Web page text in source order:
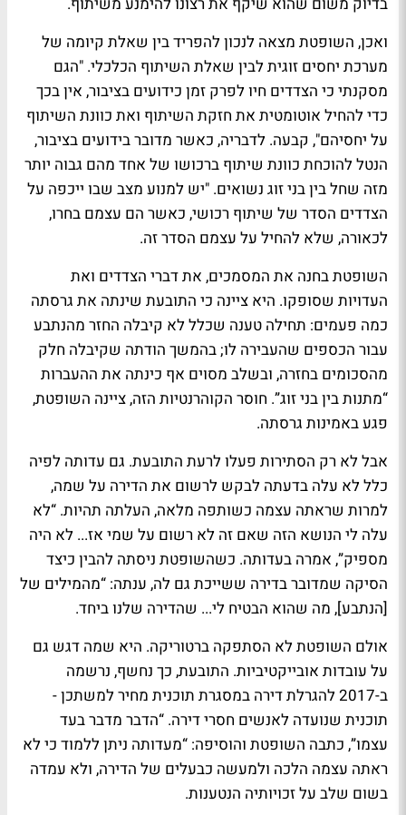
ואכן, השופטת מצאה לנכון להפריד בין שאלת קיומה של
מערכת יחסים זוגית לבין שאלת השיתוף הכלכלי. "הגם
מסקנתי כי הצדדים חיו לפרק זמן כידועים בציבור, אין בכך
כדי להחיל אוטומטית את חזקת השיתוף ואת כוונת השיתוף
על יחסיהם", קבעה. לדבריה, כאשר מדובר בידועים בציבור,
הנטל להוכחת כוונת שיתוף ברכושו של אחד מהם גבוה יותר
מזה שחל בין בני זוג נשואים. "יש למנוע מצב שבו ייכפה על
הצדדים הסדר של שיתוף רכושי, כאשר הם עצמם בחרו,
לכאורה, שלא להחיל על עצמם הסדר זה.
השופטת בחנה את המסמכים, את דברי הצדדים ואת
העדויות שסופקו. היא ציינה כי התובעת שינתה את גרסתה
כמה פעמים: תחילה טענה שכלל לא קיבלה החזר מהנתבע
עבור הכספים שהעבירה לו; בהמשך הודתה שקיבלה חלק
מהסכומים בחזרה, ובשלב מסוים אף כינתה את ההעברות
“מתנות בין בני זוג”. חוסר הקוהרנטיות הזה, ציינה השופטת,
פגע באמינות גרסתה.
אבל לא רק הסתירות פעלו לרעת התובעת. גם עדותה לפיה
כלל לא עלה בדעתה לבקש לרשום את הדירה על שמה,
למרות שראתה עצמה כשותפה מלאה, העלתה תהיות. “לא
עלה לי הנושא הזה שאם זה לא רשום על שמי אז... לא היה
מספיק”, אמרה בעדותה. כשהשופטת ניסתה להבין כיצד
הסיקה שמדובר בדירה ששייכת גם לה, ענתה: “מהמילים של
[הנתבע], מה שהוא הבטיח לי... שהדירה שלנו ביחד.
אולם השופטת לא הסתפקה ברטוריקה. היא שמה דגש גם
על עובדות אובייקטיביות. התובעת, כך נחשף, נרשמה
ב-2017 להגרלת דירה במסגרת תוכנית מחיר למשתכן -
תוכנית שנועדה לאנשים חסרי דירה. “הדבר מדבר בעד
עצמו”, כתבה השופטת והוסיפה: “מעדותה ניתן ללמוד כי לא
ראתה עצמה הלכה ולמעשה כבעלים של הדירה, ולא עמדה
בשום שלב על זכויותיה הנטענות.